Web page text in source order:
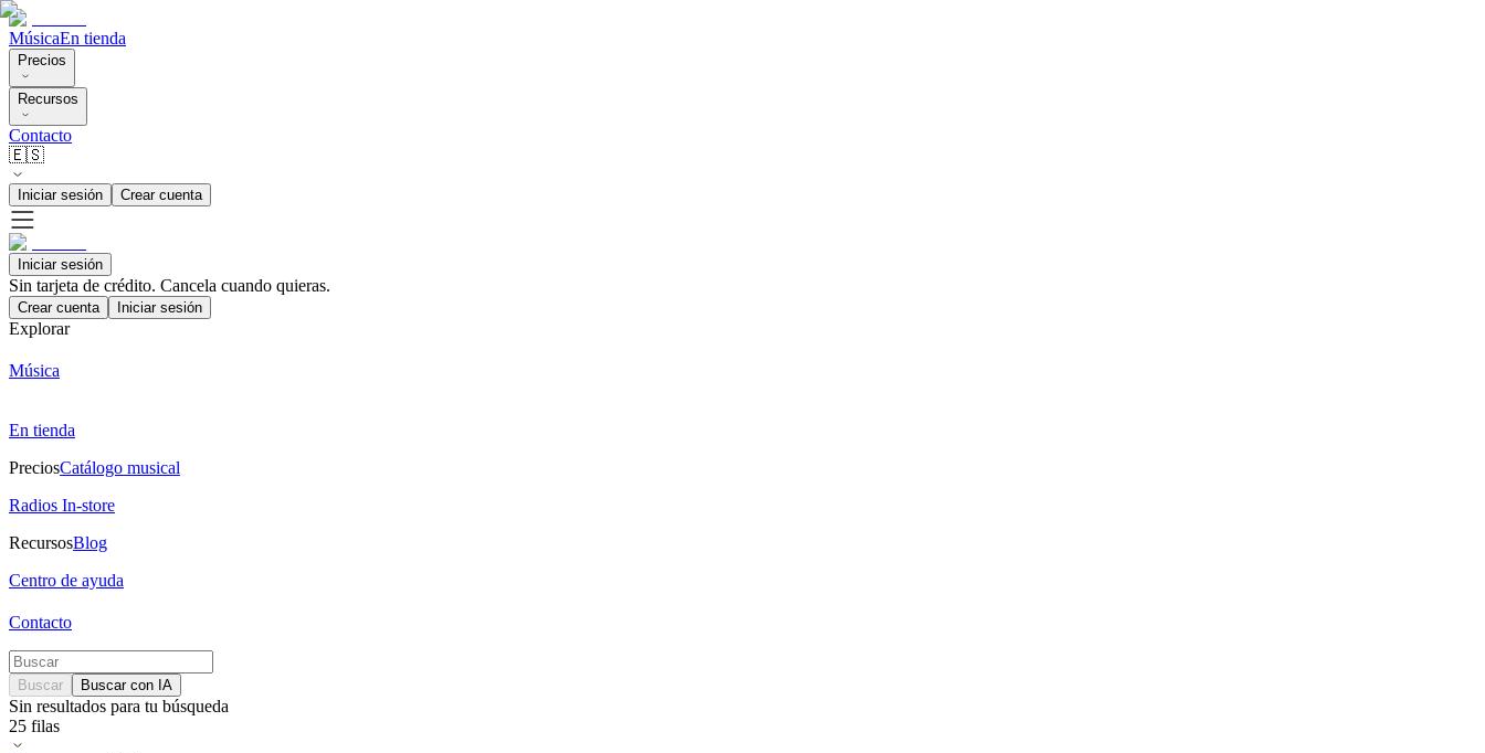
MúsicaEn tienda
Precios
Recursos
Contacto
🇪🇸
Iniciar sesión Crear cuenta
Iniciar sesión
Sin tarjeta de crédito. Cancela cuando quieras.
Crear cuenta Iniciar sesión
Explorar
Música
En tienda
PreciosCatálogo musical
Radios In-store
RecursosBlog
Centro de ayuda
Contacto
Buscar Buscar con IA
Sin resultados para tu búsqueda
25 filas